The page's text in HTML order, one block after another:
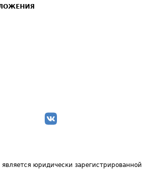
является юридически зарегистрированной